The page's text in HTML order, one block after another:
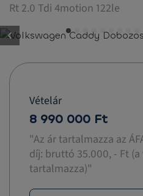
Rt 2.0 Tdi 4motion 122le
button.previous
Vételár
8 990 000 Ft
"Az ár tartalmazza az
díj: bruttó 35.000, - Ft
tartalmazza)"